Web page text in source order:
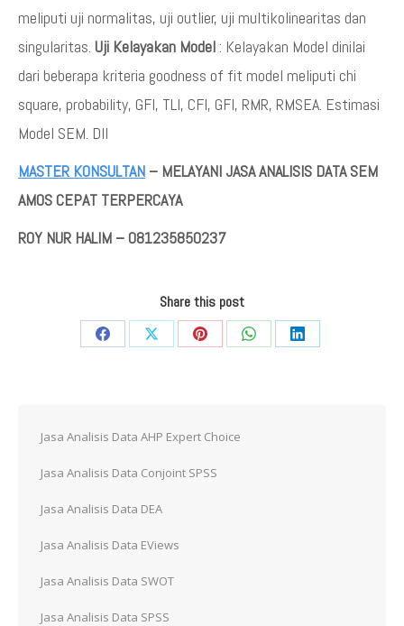
meliputi uji normalitas, uji outlier, uji multikolinearitas dan
singularitas. Uji Kelayakan Model : Kelayakan Model dinilai
dari beberapa kriteria goodness of fit model meliputi chi
square, probability, GFI, TLI, CFI, GFI, RMR, RMSEA. Estimasi
Model SEM. Dll
MASTER KONSULTAN – MELAYANI JASA ANALISIS DATA SEM
AMOS CEPAT TERPERCAYA
ROY NUR HALIM – 081235850237
Share this post
Share
Share
Share
Share
Share
Jasa Analisis Data AHP Expert Choice
Jasa Analisis Data Conjoint SPSS
Jasa Analisis Data DEA
Jasa Analisis Data EViews
Jasa Analisis Data SWOT
Jasa Analisis Data SPSS